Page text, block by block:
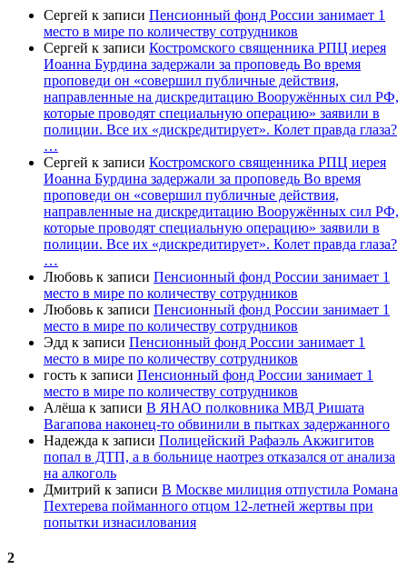
Сергей к записи Пенсионный фонд России занимает 1
место в мире по количеству сотрудников
Сергей к записи Костромского священника РПЦ иерея
Иоанна Бурдина задержали за проповедь Во время
проповеди он «совершил публичные действия,
направленные на дискредитацию Вооружённых сил РФ,
которые проводят специальную операцию» заявили в
полиции. Все их «дискредитирует». Колет правда глаза?
…
Сергей к записи Костромского священника РПЦ иерея
Иоанна Бурдина задержали за проповедь Во время
проповеди он «совершил публичные действия,
направленные на дискредитацию Вооружённых сил РФ,
которые проводят специальную операцию» заявили в
полиции. Все их «дискредитирует». Колет правда глаза?
…
Любовь к записи Пенсионный фонд России занимает 1
место в мире по количеству сотрудников
Любовь к записи Пенсионный фонд России занимает 1
место в мире по количеству сотрудников
Эдд к записи Пенсионный фонд России занимает 1
место в мире по количеству сотрудников
гость к записи Пенсионный фонд России занимает 1
место в мире по количеству сотрудников
Алёша к записи В ЯНАО полковника МВД Ришата
Вагапова наконец-то обвинили в пытках задержанного
Надежда к записи Полицейский Рафаэль Акжигитов
попал в ДТП, а в больнице наотрез отказался от анализа
на алкоголь
Дмитрий к записи В Москве милиция отпустила Романа
Пехтерева пойманного отцом 12-летней жертвы при
попытки изнасилования
2